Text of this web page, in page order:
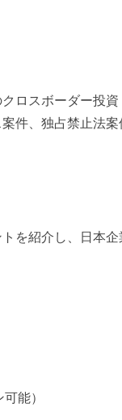
ロスボーダー投資
件、独占禁止法
を紹介し、日本
能）